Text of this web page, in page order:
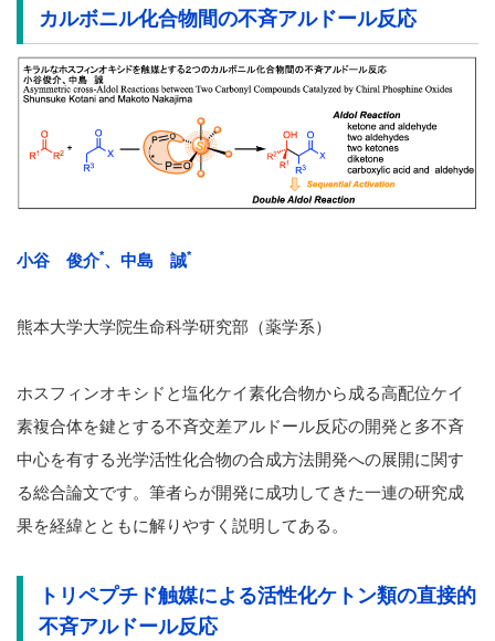
カルボニル化合物間の不斉アルドール反応
小谷 俊介*、中島 誠*
熊本大学大学院生命科学研究部（薬学系）
ホスフィンオキシドと塩化ケイ素化合物から成る高配位ケイ
素複合体を鍵とする不斉交差アルドール反応の開発と多不斉
中心を有する光学活性化合物の合成方法開発への展開に関す
る総合論文です。筆者らが開発に成功してきた一連の研究成
果を経緯とともに解りやすく説明してある。
トリペプチド触媒による活性化ケトン類の直接的
不斉アルドール反応